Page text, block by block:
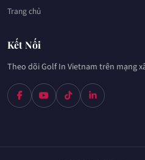
Trang chủ
Kết Nối
Theo dõi Golf In Vietnam trên mạng